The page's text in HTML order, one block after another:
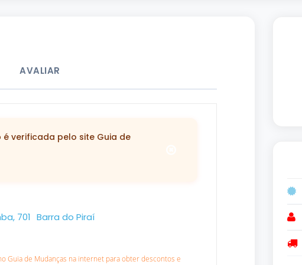
AVALIAR
verificada pelo site Guia de
701 Barra do Piraí
Guia de Mudanças na internet para obter descontos e